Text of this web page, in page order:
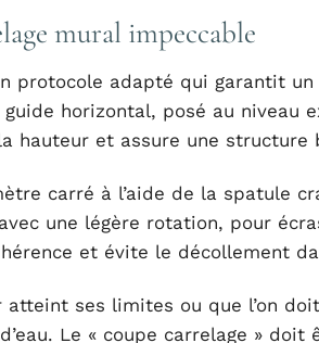
mural impeccable
protocole adapté qui garantit
horizontal, posé au niveau
hauteur et assure une structure
carré à l’aide de la spatule
une légère rotation, pour
et évite le décollement
ses limites ou que l’on
Le « coupe carrelage »